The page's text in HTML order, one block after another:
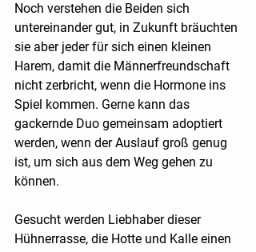
Noch verstehen die Beiden sich
untereinander gut, in Zukunft bräuchten
sie aber jeder für sich einen kleinen
Harem, damit die Männerfreundschaft
nicht zerbricht, wenn die Hormone ins
Spiel kommen. Gerne kann das
gackernde Duo gemeinsam adoptiert
werden, wenn der Auslauf groß genug
ist, um sich aus dem Weg gehen zu
können.
Gesucht werden Liebhaber dieser
Hühnerrasse, die Hotte und Kalle einen